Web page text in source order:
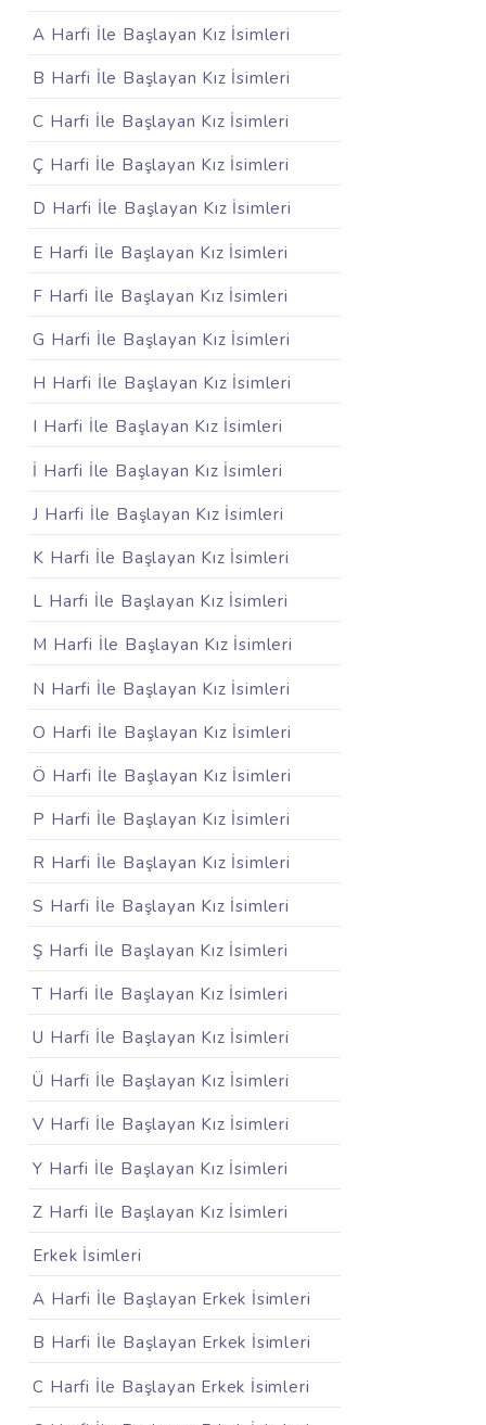
A Harfi İle Başlayan Kız İsimleri
B Harfi İle Başlayan Kız İsimleri
C Harfi İle Başlayan Kız İsimleri
Ç Harfi İle Başlayan Kız İsimleri
D Harfi İle Başlayan Kız İsimleri
E Harfi İle Başlayan Kız İsimleri
F Harfi İle Başlayan Kız İsimleri
G Harfi İle Başlayan Kız İsimleri
H Harfi İle Başlayan Kız İsimleri
I Harfi İle Başlayan Kız İsimleri
İ Harfi İle Başlayan Kız İsimleri
J Harfi İle Başlayan Kız İsimleri
K Harfi İle Başlayan Kız İsimleri
L Harfi İle Başlayan Kız İsimleri
M Harfi İle Başlayan Kız İsimleri
N Harfi İle Başlayan Kız İsimleri
O Harfi İle Başlayan Kız İsimleri
Ö Harfi İle Başlayan Kız İsimleri
P Harfi İle Başlayan Kız İsimleri
R Harfi İle Başlayan Kız İsimleri
S Harfi İle Başlayan Kız İsimleri
Ş Harfi İle Başlayan Kız İsimleri
T Harfi İle Başlayan Kız İsimleri
U Harfi İle Başlayan Kız İsimleri
Ü Harfi İle Başlayan Kız İsimleri
V Harfi İle Başlayan Kız İsimleri
Y Harfi İle Başlayan Kız İsimleri
Z Harfi İle Başlayan Kız İsimleri
Erkek İsimleri
A Harfi İle Başlayan Erkek İsimleri
B Harfi İle Başlayan Erkek İsimleri
C Harfi İle Başlayan Erkek İsimleri